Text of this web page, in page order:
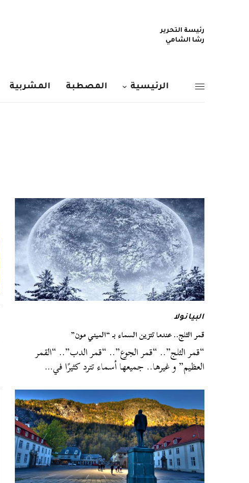
رئيسة التحرير
رشا الشامي
الرئيسية المصطبة المشربية
البيانولا
قمر الثلج.. عندما تتزين السماء بـ “الميني مون”
“قمر الثلج”.. “قمر الجوع”.. “قمر الدب”.. “القمر
العظيم” و غيرها.. جميعها أسماء تترد كثيرًا في…